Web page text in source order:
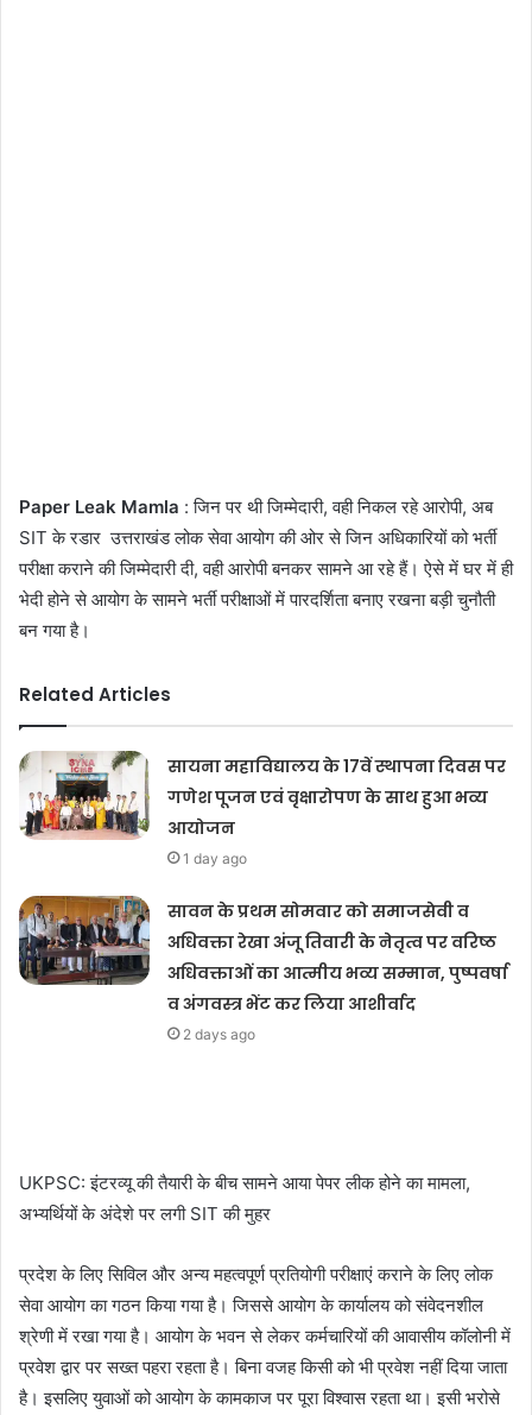
Paper Leak Mamla : जिन पर थी जिम्मेदारी, वही निकल रहे आरोपी, अब
SIT के रडार उत्तराखंड लोक सेवा आयोग की ओर से जिन अधिकारियों को भर्ती
परीक्षा कराने की जिम्मेदारी दी, वही आरोपी बनकर सामने आ रहे हैं। ऐसे में घर में ही
भेदी होने से आयोग के सामने भर्ती परीक्षाओं में पारदर्शिता बनाए रखना बड़ी चुनौती
बन गया है।
Related Articles
सायना महाविद्यालय के 17वें स्थापना दिवस पर
गणेश पूजन एवं वृक्षारोपण के साथ हुआ भव्य
आयोजन
1 day ago
सावन के प्रथम सोमवार को समाजसेवी व
अधिवक्ता रेखा अंजू तिवारी के नेतृत्व पर वरिष्ठ
अधिवक्ताओं का आत्मीय भव्य सम्मान, पुष्पवर्षा
व अंगवस्त्र भेंट कर लिया आशीर्वाद
2 days ago
UKPSC: इंटरव्यू की तैयारी के बीच सामने आया पेपर लीक होने का मामला,
अभ्यर्थियों के अंदेशे पर लगी SIT की मुहर
प्रदेश के लिए सिविल और अन्य महत्वपूर्ण प्रतियोगी परीक्षाएं कराने के लिए लोक
सेवा आयोग का गठन किया गया है। जिससे आयोग के कार्यालय को संवेदनशील
श्रेणी में रखा गया है। आयोग के भवन से लेकर कर्मचारियों की आवासीय कॉलोनी में
प्रवेश द्वार पर सख्त पहरा रहता है। बिना वजह किसी को भी प्रवेश नहीं दिया जाता
है। इसलिए युवाओं को आयोग के कामकाज पर पूरा विश्वास रहता था। इसी भरोसे